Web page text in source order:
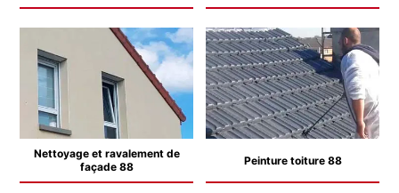
Nettoyage et ravalement de
façade 88
Peinture toiture 88